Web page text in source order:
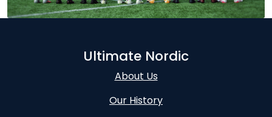
Ultimate Nordic
About Us
Our History